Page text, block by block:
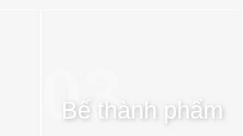
Bế thành phẩm
03.